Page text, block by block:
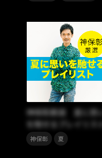
神保彰厳選 夏に思い
を馳せるプレイリスト
神保彰 夏